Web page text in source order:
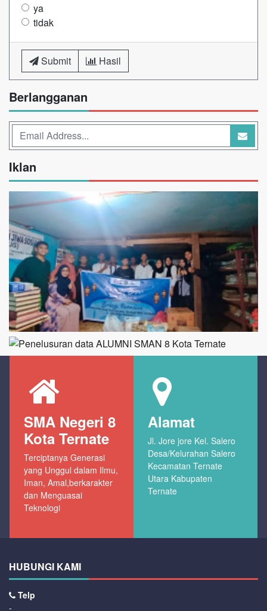
ya
tidak
Submit Hasil
Berlangganan
Iklan
SMA Negeri 8
Kota Ternate
Terciptanya Generasi
yang Unggul dalam Ilmu,
Iman, Amal,berkarakter
dan Menguasai
Teknologi
Alamat
Jl. Jore jore Kel. Salero
Desa/Kelurahan Salero
Kecamatan Ternate
Utara Kabupaten
Ternate
HUBUNGI KAMI
Telp
-